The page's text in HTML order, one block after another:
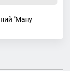
"Ману